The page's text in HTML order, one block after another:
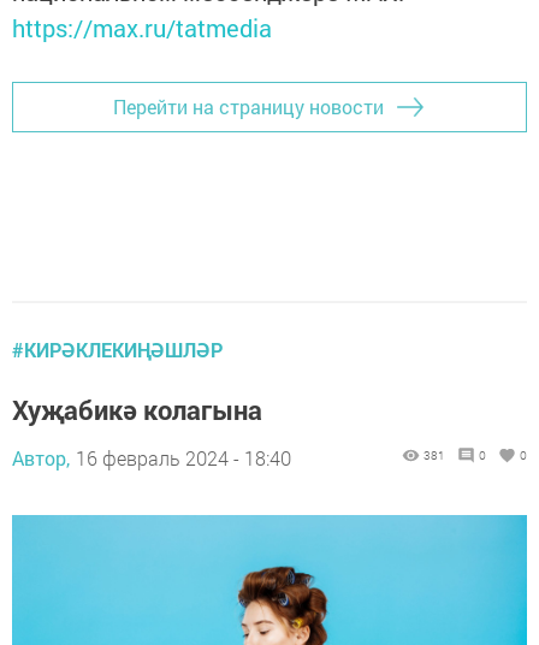
https://max.ru/tatmedia
Перейти на страницу новости
#КИРӘКЛЕКИҢӘШЛӘР
Хуҗабикә колагына
Автор, 16 февраль 2024 - 18:40 381 0 0